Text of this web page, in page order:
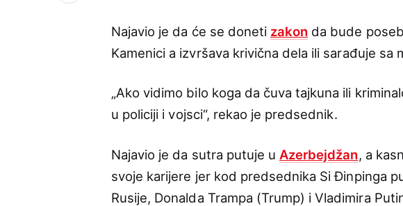
Najavio je da će se doneti zakon da bude
Kamenici a izvršava krivična dela ili sarađuje sa
„Ako vidimo bilo koga da čuva tajkuna ili
u policiji i vojsci“, rekao je predsednik.
Najavio je da sutra putuje u Azerbejdžan, a
svoje karijere jer kod predsednika Si Đinpinga
Rusije, Donalda Trampa (Trump) i Vladimira